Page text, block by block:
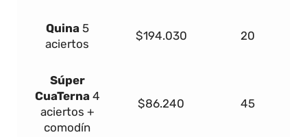
Quina 5
aciertos
$194.030 20
Súper
CuaTerna 4
aciertos +
comodín
$86.240 45